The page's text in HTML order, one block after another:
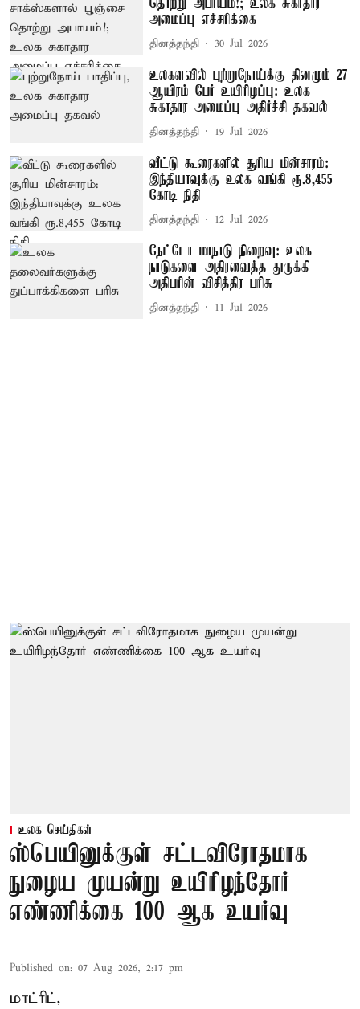
தொற்று அபாயம்!; உலக சுகாதார
அமைப்பு எச்சரிக்கை
தினத்தந்தி 30 Jul 2026
உலகளவில் புற்றுநோய்க்கு தினமும் 27
ஆயிரம் பேர் உயிரிழப்பு: உலக
சுகாதார அமைப்பு அதிர்ச்சி தகவல்
தினத்தந்தி 19 Jul 2026
வீட்டு கூரைகளில் சூரிய மின்சாரம்:
இந்தியாவுக்கு உலக வங்கி ரூ.8,455
கோடி நிதி
தினத்தந்தி 12 Jul 2026
நேட்டோ மாநாடு நிறைவு: உலக
நாடுகளை அதிரவைத்த துருக்கி
அதிபரின் விசித்திர பரிசு
தினத்தந்தி 11 Jul 2026
உலக செய்திகள்
ஸ்பெயினுக்குள் சட்டவிரோதமாக
நுழைய முயன்று உயிரிழந்தோர்
எண்ணிக்கை 100 ஆக உயர்வு
Published on: 07 Aug 2026, 2:17 pm
மாட்ரிட்,